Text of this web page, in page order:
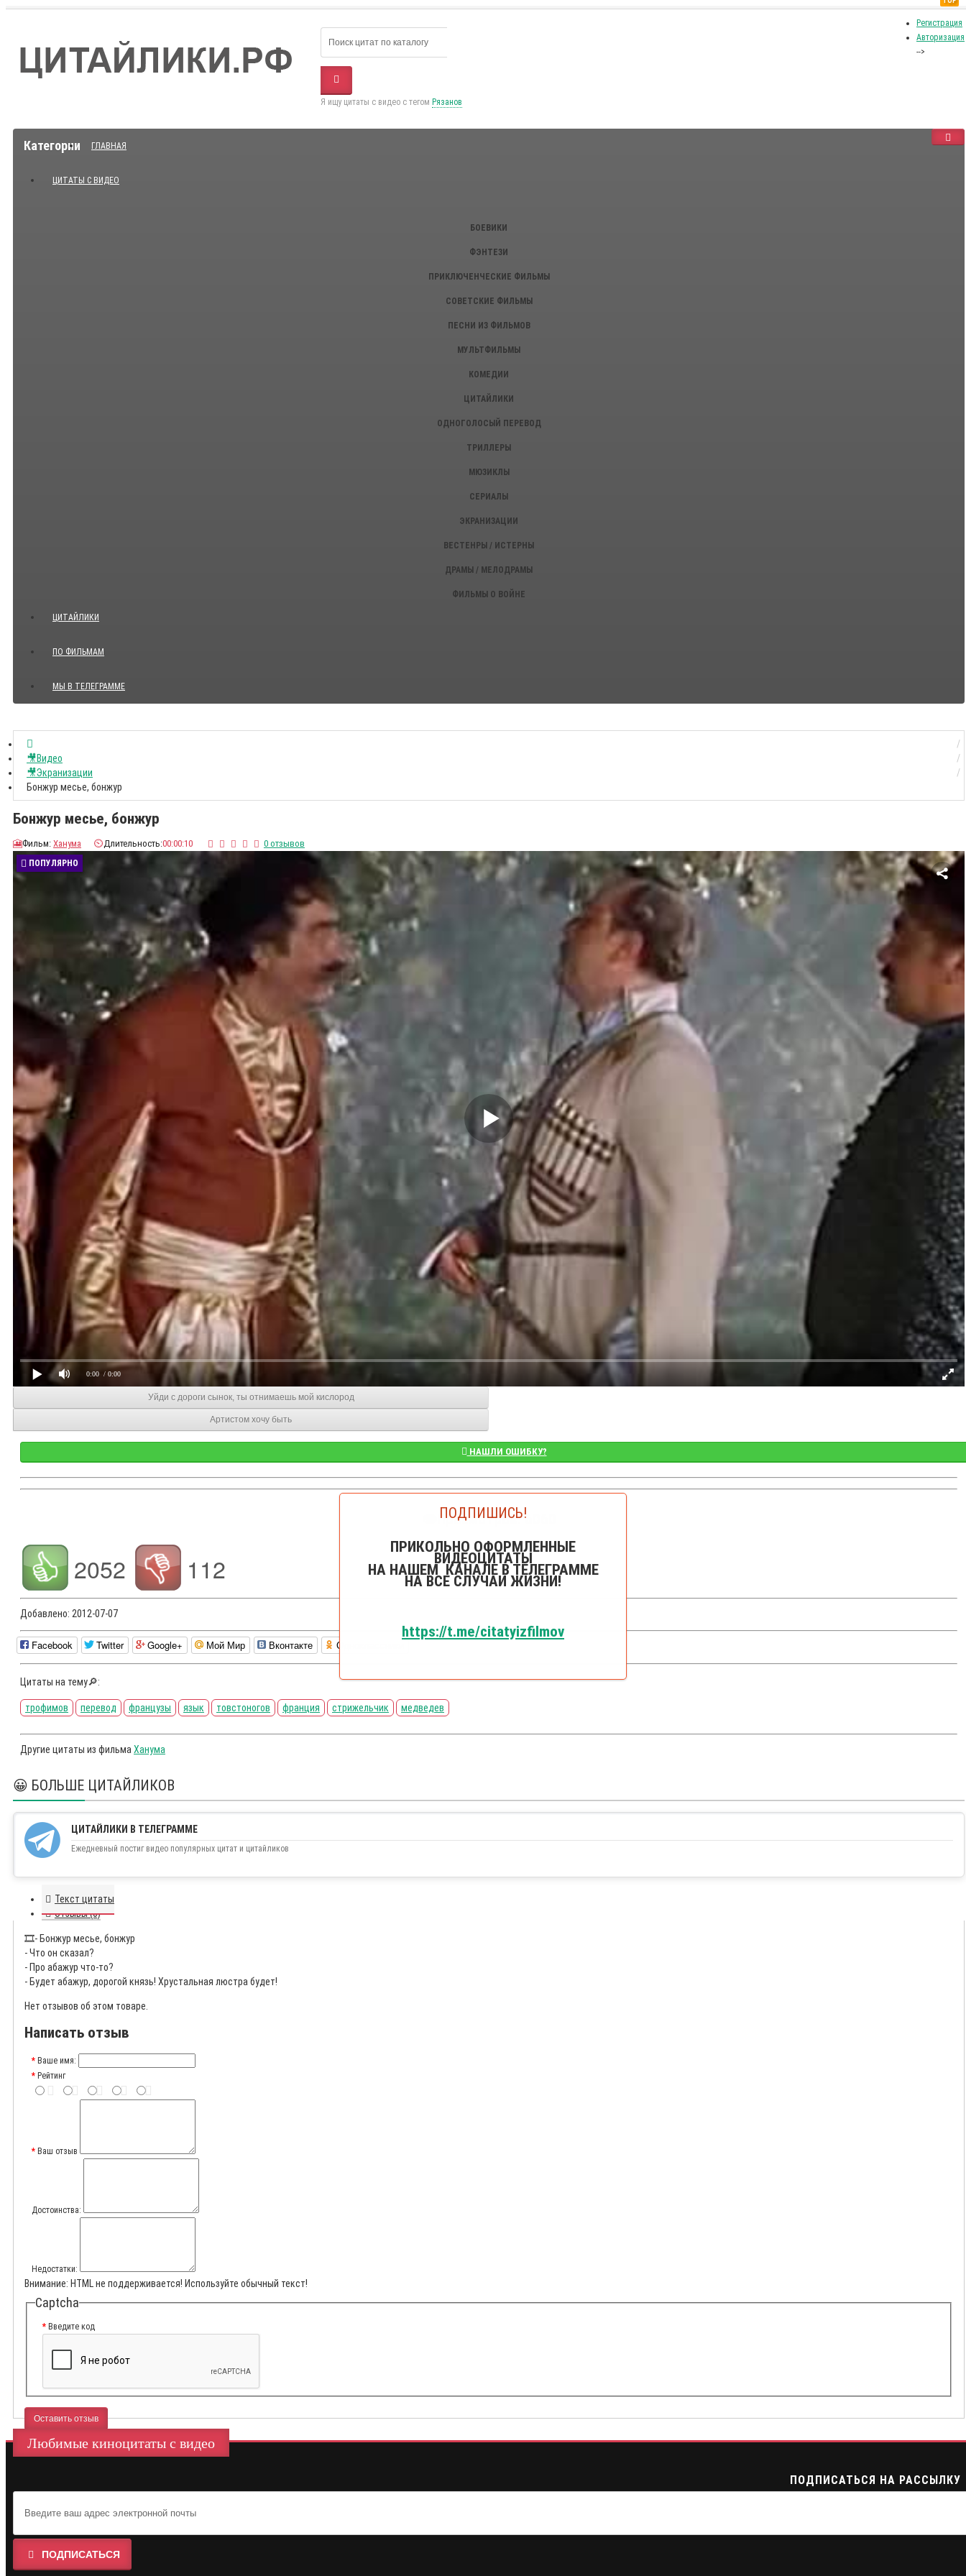
Регистрация
Авторизация
-->
Я ищу цитаты с видео с тегом Рязанов
Категории ГЛАВНАЯ
ЦИТАТЫ С ВИДЕО
БОЕВИКИ
ФЭНТЕЗИ
ПРИКЛЮЧЕНЧЕСКИЕ ФИЛЬМЫ
СОВЕТСКИЕ ФИЛЬМЫ
ПЕСНИ ИЗ ФИЛЬМОВ
МУЛЬТФИЛЬМЫ
КОМЕДИИ
ЦИТАЙЛИКИ
ОДНОГОЛОСЫЙ ПЕРЕВОД
ТРИЛЛЕРЫ
МЮЗИКЛЫ
СЕРИАЛЫ
ЭКРАНИЗАЦИИ
ВЕСТЕНРЫ / ИСТЕРНЫ
ДРАМЫ / МЕЛОДРАМЫ
ФИЛЬМЫ О ВОЙНЕ
Показать все Цитаты с видео
ЦИТАЙЛИКИ
ПО ФИЛЬМАМ
МЫ В ТЕЛЕГРАММЕ
🎥Видео
🎥Экранизации
Бонжур месье, бонжур
Бонжур месье, бонжур
🎦Фильм: Ханума ⏲️Длительность:00:00:10 0 отзывов
ПОПУЛЯРНО
0:00 / 0:00
Уйди с дороги сынок, ты отнимаешь мой кислород
Артистом хочу быть
НАШЛИ ОШИБКУ?
👁️Просмотров: 6060
2052 112
Добавлено: 2012-07-07
Facebook Twitter Google+ Мой Мир Вконтакте Одноклассники
Цитаты на тему🔎:
трофимов перевод французы язык товстоногов франция стрижельчик медведев
Другие цитаты из фильма Ханума
😀 БОЛЬШЕ ЦИТАЙЛИКОВ
ЦИТАЙЛИКИ В ТЕЛЕГРАММЕ
Ежедневный постиг видео популярных цитат и цитайликов
Текст цитаты
Отзывы (0)
🎞️- Бонжур месье, бонжур
- Что он сказал?
- Про абажур что-то?
- Будет абажур, дорогой князь! Хрустальная люстра будет!
Нет отзывов об этом товаре.
Написать отзыв
Ваше имя:
Рейтинг
Ваш отзыв
Достоинства:
Недостатки:
Внимание: HTML не поддерживается! Используйте обычный текст!
Captcha
Введите код
Оставить отзыв
Любимые киноцитаты с видео
ПОДПИСАТЬСЯ НА РАССЫЛКУ
ПОДПИСАТЬСЯ
ПОДПИШИСЬ!
ПРИКОЛЬНО ОФОРМЛЕННЫЕ
ВИДЕОЦИТАТЫ
НА НАШЕМ КАНАЛЕ В ТЕЛЕГРАММЕ
НА ВСЕ СЛУЧАИ ЖИЗНИ!
https://t.me/citatyizfilmov